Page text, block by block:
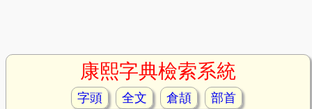
康熙字典檢索系統
字頭 全文 倉頡
部首